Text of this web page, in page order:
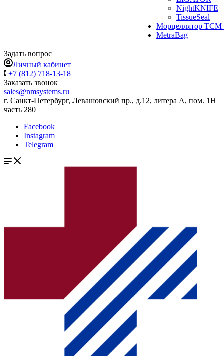
NightKNIFE
TissueSeal
Морцеллятор ТСМ
MetraBag
Задать вопрос
Личный кабинет
+7 (812) 718-13-18
Заказать звонок
sales@nmsystems.ru
г. Санкт-Петербург, Левашовский пр., д.12, литера А, пом. 1Н
часть 280
Facebook
Instagram
Telegram